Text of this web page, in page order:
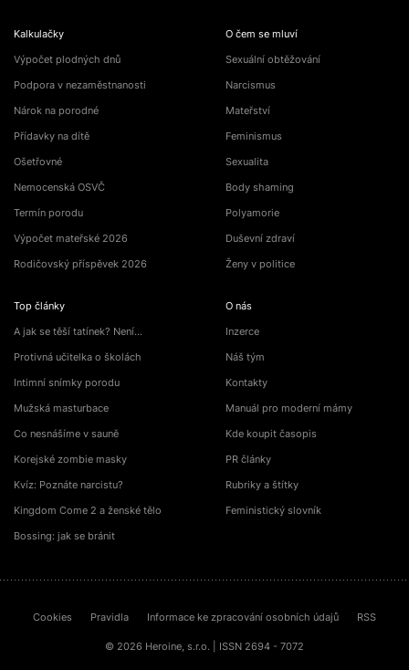
Kalkulačky
Výpočet plodných dnů
Podpora v nezaměstnanosti
Nárok na porodné
Přídavky na dítě
Ošetřovné
Nemocenská OSVČ
Termín porodu
Výpočet mateřské 2026
Rodičovský příspěvek 2026
Top články
A jak se těší tatínek? Není…
Protivná učitelka o školách
Intimní snímky porodu
Mužská masturbace
Co nesnášíme v sauně
Korejské zombie masky
Kvíz: Poznáte narcistu?
Kingdom Come 2 a ženské tělo
Bossing: jak se bránit
O čem se mluví
Sexuální obtěžování
Narcismus
Mateřství
Feminismus
Sexualita
Body shaming
Polyamorie
Duševní zdraví
Ženy v politice
O nás
Inzerce
Náš tým
Kontakty
Manuál pro moderní mámy
Kde koupit časopis
PR články
Rubriky a štítky
Feministický slovník
Cookies Pravidla Informace ke zpracování osobních údajů RSS
© 2026 Heroine, s.r.o. | ISSN 2694 - 7072